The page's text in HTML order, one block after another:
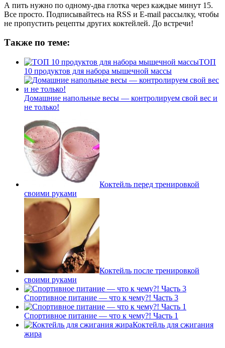
А пить нужно по одному-два глотка через каждые минут 15.
Все просто. Подписывайтесь на RSS и E-mail рассылку, чтобы
не пропустить рецепты других коктейлей. До встречи!
Также по теме:
ТОП
10 продуктов для набора мышечной массы
Домашние напольные весы — контролируем свой вес и
не только!
Коктейль перед тренировкой
своими руками
Коктейль после тренировкой
своими руками
Спортивное питание — что к чему?! Часть 3
Спортивное питание — что к чему?! Часть 1
Коктейль для сжигания
жира